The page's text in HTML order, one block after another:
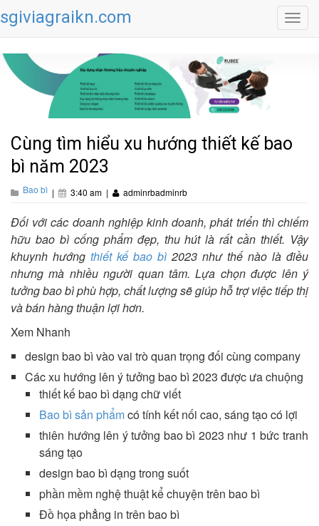
sgiviagraikn.com
Cùng tìm hiểu xu hướng thiết kế bao
bì năm 2023
Bao bì | 3:40 am | adminrbadminrb
Đối với các doanh nghiệp kinh doanh, phát triển thì chiếm
hữu bao bì cống phẩm đẹp, thu hút là rất cần thiết. Vậy
khuynh hướng thiết kế bao bì 2023 như thế nào là điều
nhưng mà nhiều người quan tâm. Lựa chọn được lên ý
tưởng bao bì phù hợp, chất lượng sẽ giúp hỗ trợ việc tiếp thị
và bán hàng thuận lợi hơn.
Xem Nhanh
design bao bì vào vai trò quan trọng đối cùng company
Các xu hướng lên ý tưởng bao bì 2023 được ưa chuộng
thiết kế bao bì dạng chữ viết
Bao bì sản phẩmcó tính kết nối cao, sáng tạo có lợi
thiên hướng lên ý tưởng bao bì 2023 như 1 bức tranh
sáng tạo
design bao bì dạng trong suốt
phần mềm nghệ thuật kể chuyện trên bao bì
Đồ họa phẳng in trên bao bì